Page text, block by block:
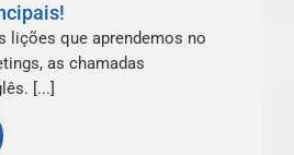
lições que aprendemos no
as chamadas
[...]